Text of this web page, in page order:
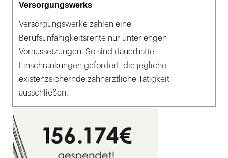
Versorgungswerks
Versorgungswerke zahlen eine
Berufsunfähigkeitsrente nur unter engen
Voraussetzungen. So sind dauerhafte
Einschränkungen gefordert, die jegliche
existenzsichernde zahnärztliche Tätigkeit
ausschließen.